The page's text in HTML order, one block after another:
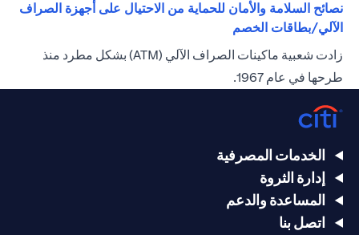
نصائح السلامة والأمان للحماية من الاحتيال على أجهزة الصراف
الآلي/بطاقات الخصم
زادت شعبية ماكينات الصراف الآلي (ATM) بشكل مطرد منذ
طرحها في عام 1967.
الخدمات المصرفية
إدارة الثروة
المساعدة والدعم
اتصل بنا